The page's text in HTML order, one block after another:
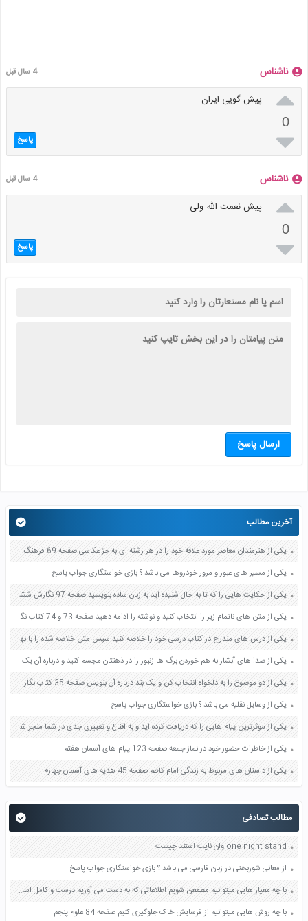
ناشناس 4 سال قبل

0

پیش گویی ایران
پاسخ
ناشناس 4 سال قبل

0

پیش نعمت الله ولی
پاسخ
ارسال پاسخ
آخرین مطالب
یکی از هنرمندان معاصر مورد علاقه خود را در هر رشته ای به جز عکاسی صفحه 69 فرهنگ و هنر نهم
یکی از مسیر های عبور و مرور خودروها می باشد ؟ بازی خواستگاری جواب پاسخ
یکی از حکایت هایی را که تا به حال شنیده اید به زبان ساده بنویسید صفحه 97 نگارش ششم دبستان
یکی از متن های ناتمام زیر را انتخاب کنید و نوشته را ادامه دهید صفحه 73 و 74 کتاب نگارش فارسی پنجم دبستان
یکی از درس های مندرج در کتاب درسی خود را خلاصه کنید سپس متن خلاصه شده را با بهره گیری از روش های دسته بندی نمودار جدول نقشه مفهومی نشان دهید صفحه 118 نگارش یازدهم
یکی از صدا های آبشار به هم خوردن برگ ها زنبور را در ذهنتان مجسم کنید و درباره آن یک بند بنویسید صفحه 11 نگارش پنجم
یکی از دو موضوع را به دلخواه انتخاب کن و یک بند درباره آن بنویس صفحه 35 کتاب نگارش فارسی سوم
یکی از وسایل نقلیه می باشد ؟ بازی خواستگاری جواب پاسخ
یکی از موثرترین پیام هایی را که دریافت کرده اید و به اقناع و تغییری جدی در شما منجر شده است برسی کنید و علت این تاثیر گذاری قابل توجه را بنویسید صفحه 52 تفکر و سواد رسانه ای دهم
یکی از خاطرات حضور خود در نماز جمعه صفحه 123 پیام های آسمان هفتم
یکی از داستان های مربوط به زندگی امام کاظم صفحه 45 هدیه های آسمان چهارم
مطالب تصادفی
one night stand وان نایت استند چیست
از معانی شوربختی در زبان فارسی می باشد ؟ بازی خواستگاری جواب پاسخ
با چه معیار هایی میتوانیم مطمعن شویم اطلاعاتی که به دست می آوریم درست و کامل است صفحه 107 تفکر و سبک زندگی هفتم
با چه روش هایی میتوانیم از فرسایش خاک جلوگیری کنیم صفحه 84 علوم پنجم